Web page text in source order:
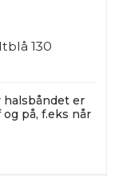
130
halsbåndet er
på, f.eks når